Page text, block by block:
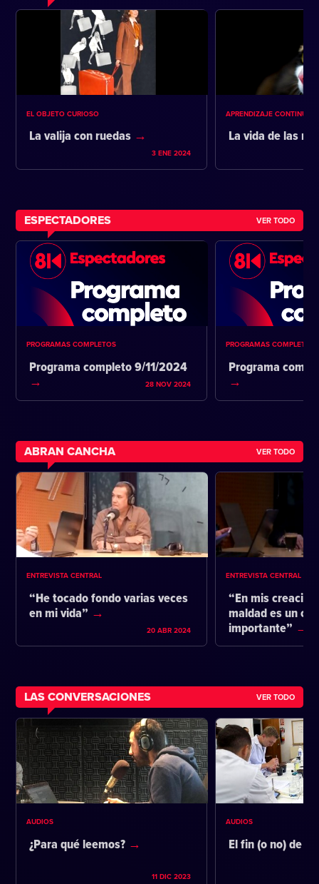
EL OBJETO CURIOSO
La valija con ruedas
3 ENE 2024
APRENDIZAJE CONTINUO
La vida de las
ESPECTADORES VER TODO
PROGRAMAS COMPLETOS
Programa completo 9/11/2024
28 NOV 2024
PROGRAMAS COMPLETOS
Programa
ABRAN CANCHA VER TODO
ENTREVISTA CENTRAL
“He tocado fondo varias veces
en mi vida”
20 ABR 2024
ENTREVISTA CENTRAL
“En mis
maldad es un
importante”
LAS CONVERSACIONES VER TODO
AUDIOS
¿Para qué leemos?
11 DIC 2023
AUDIOS
El fin (o no) de